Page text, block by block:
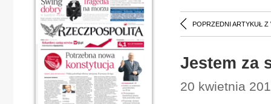
POPRZEDNI ARTYKUŁ Z
Jestem za
20 kwietnia